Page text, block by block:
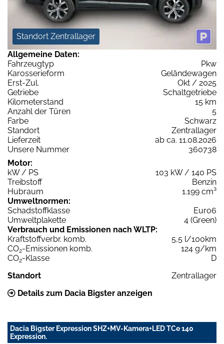
Standort Zentrallager
Allgemeine Daten:
Fahrzeugtyp
Pkw
Karosserieform
Geländewagen
Erst-Zul.
Okt / 2025
Getriebe
Schaltgetriebe
Kilometerstand
15 km
Anzahl der Türen
5
Farbe
Schwarz
Standort
Zentrallager
Lieferzeit
ab ca. 11.08.2026
Unsere Nummer
360738
Motor:
kW / PS
103 kW / 140 PS
Treibstoff
Benzin
Hubraum
1.199 cm³
Umweltnormen:
Schadstoffklasse
Euro6
Umweltplakette
4 (Green)
Verbrauch und Emissionen nach WLTP:
Kraftstoffverbr. komb.
5,5 l/100km
CO2-Emissionen komb.
124 g/km
CO2-Klasse
D
Standort
Zentrallager
Details zum Dacia Bigster anzeigen
Dacia Bigster Expression SHZ+MV-Kamera+LED TCe 140
Expression.